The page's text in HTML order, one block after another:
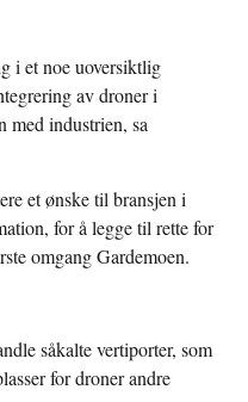
i et noe uoversiktlig
av droner i
med industrien, sa
et ønske til bransjen i
for å legge til rette for
omgang Gardemoen.
såkalte vertiporter, som
for droner andre